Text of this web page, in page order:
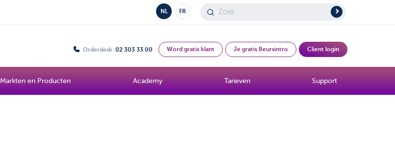
NL FR
Orderdesk: 02 303 33 00 Word gratis klant Je gratis Beursintro Client login
Markten en Producten Academy Tarieven Support